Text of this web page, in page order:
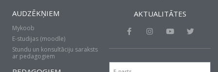
AUDZĒKŅIEM
Mykoob
E-studijas (moodle)
Stundu un konsultāciju saraksts
ar pedagogiem
AKTUALITĀTES
F
a
b
I
n
a
Y
u
T
t